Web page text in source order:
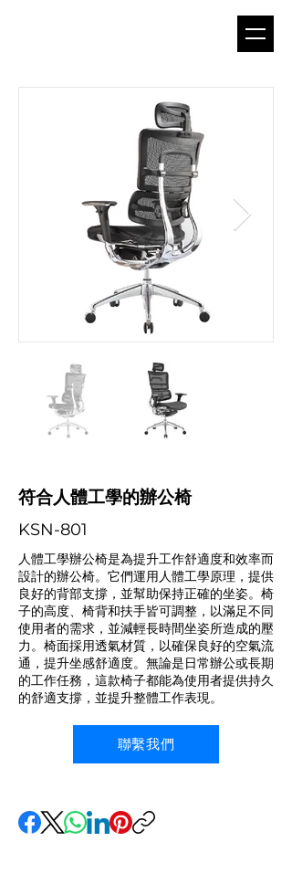
符合人體工學的辦公椅
KSN-801
人體工學辦公椅是為提升工作舒適度和效率而
設計的辦公椅。它們運用人體工學原理，提供
良好的背部支撐，並幫助保持正確的坐姿。椅
子的高度、椅背和扶手皆可調整，以滿足不同
使用者的需求，並減輕長時間坐姿所造成的壓
力。椅面採用透氣材質，以確保良好的空氣流
通，提升坐感舒適度。無論是日常辦公或長期
的工作任務，這款椅子都能為使用者提供持久
的舒適支撐，並提升整體工作表現。
聯繫我們